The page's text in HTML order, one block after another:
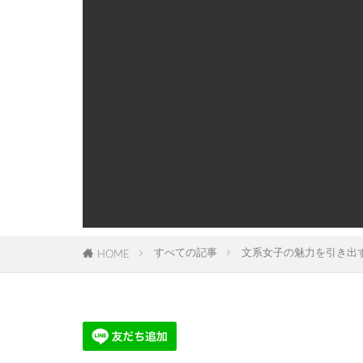
HOME すべての記事 文系女子の魅力を引き出